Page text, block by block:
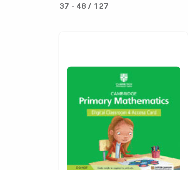
37 - 48 / 127